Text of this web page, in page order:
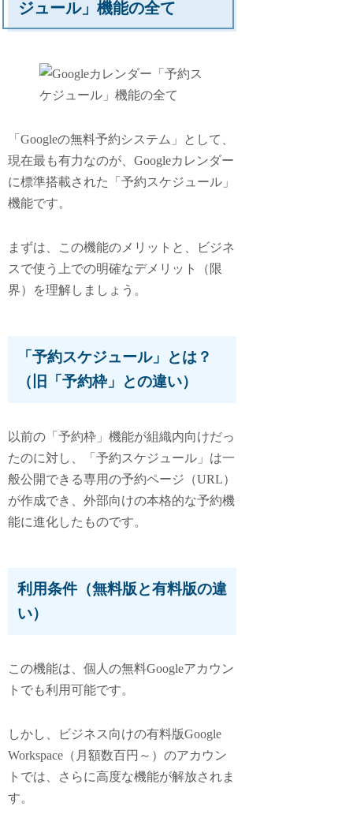
ジュール」機能の全て
「Googleの無料予約システム」として、
現在最も有力なのが、Googleカレンダー
に標準搭載された「予約スケジュール」
機能です。
まずは、この機能のメリットと、ビジネ
スで使う上での明確なデメリット（限
界）を理解しましょう。
「予約スケジュール」とは？
（旧「予約枠」との違い）
以前の「予約枠」機能が組織内向けだっ
たのに対し、「予約スケジュール」は一
般公開できる専用の予約ページ（URL）
が作成でき、外部向けの本格的な予約機
能に進化したものです。
利用条件（無料版と有料版の違
い）
この機能は、個人の無料Googleアカウン
トでも利用可能です。
しかし、ビジネス向けの有料版Google
Workspace（月額数百円～）のアカウン
トでは、さらに高度な機能が解放されま
す。